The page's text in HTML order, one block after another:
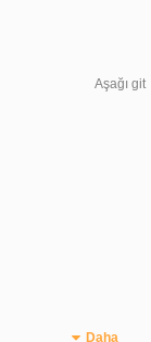
Aşağı git
Daha